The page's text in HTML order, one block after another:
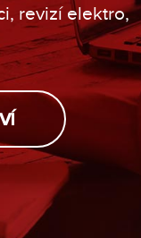
revizí elektro,